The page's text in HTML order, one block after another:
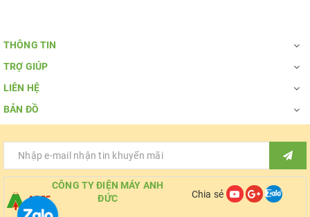
THÔNG TIN
TRỢ GIÚP
LIÊN HỆ
BẢN ĐỒ
CÔNG TY ĐIỆN MÁY ANH
ĐỨC
Chia sẻ